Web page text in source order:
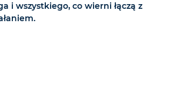
i wszystkiego, co wierni łączą z